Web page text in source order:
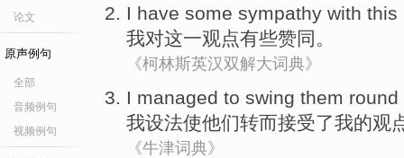
论文
原声例句
全部
音频例句
视频例句
I have some sympathy with this
我对这一观点有些赞同 。
《柯林斯英汉双解大词典》
I managed to swing them round
我设法使他们转而接受了我的观
《牛津词典》